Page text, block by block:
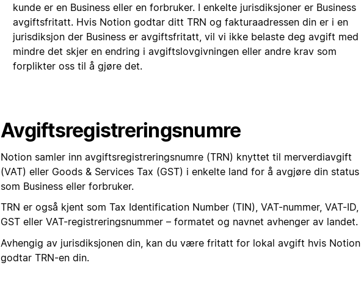
kunde er en Business eller en forbruker. I enkelte jurisdiksjoner er Business
avgiftsfritatt. Hvis Notion godtar ditt TRN og fakturaadressen din er i en
jurisdiksjon der Business er avgiftsfritatt, vil vi ikke belaste deg avgift med
mindre det skjer en endring i avgiftslovgivningen eller andre krav som
forplikter oss til å gjøre det.
Avgiftsregistreringsnumre
Notion samler inn avgiftsregistreringsnumre (TRN) knyttet til merverdiavgift
(VAT) eller Goods & Services Tax (GST) i enkelte land for å avgjøre din status
som Business eller forbruker.
TRN er også kjent som Tax Identification Number (TIN), VAT-nummer, VAT-ID,
GST eller VAT-registreringsnummer – formatet og navnet avhenger av landet.
Avhengig av jurisdiksjonen din, kan du være fritatt for lokal avgift hvis Notion
godtar TRN-en din.